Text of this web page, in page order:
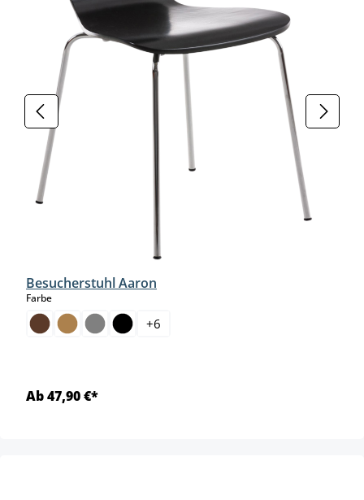
Besucherstuhl Aaron
Farbeauswählen
+6
Ab 47,90 €*